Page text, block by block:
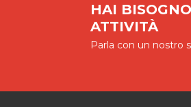
HAI
ATTIVITÀ
Parla con un nostro